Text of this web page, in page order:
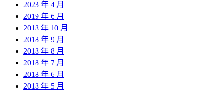
2023 年 4 月
2019 年 6 月
2018 年 10 月
2018 年 9 月
2018 年 8 月
2018 年 7 月
2018 年 6 月
2018 年 5 月